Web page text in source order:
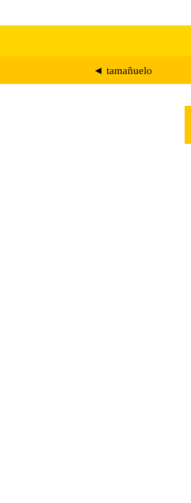
◄ tamañuelo